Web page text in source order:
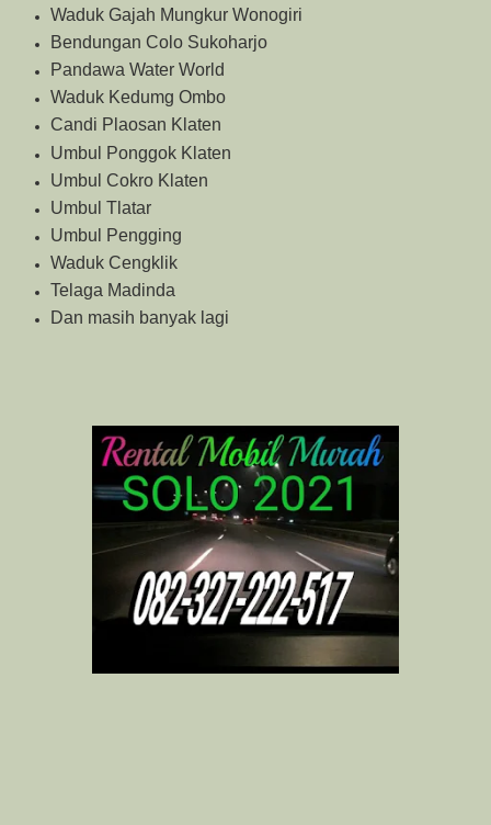
Waduk Gajah Mungkur Wonogiri
Bendungan Colo Sukoharjo
Pandawa Water World
Waduk Kedumg Ombo
Candi Plaosan Klaten
Umbul Ponggok Klaten
Umbul Cokro Klaten
Umbul Tlatar
Umbul Pengging
Waduk Cengklik
Telaga Madinda
Dan masih banyak lagi